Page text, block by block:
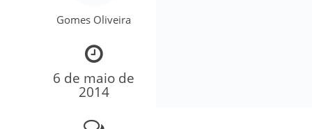
Gomes Oliveira
6 de maio de
2014